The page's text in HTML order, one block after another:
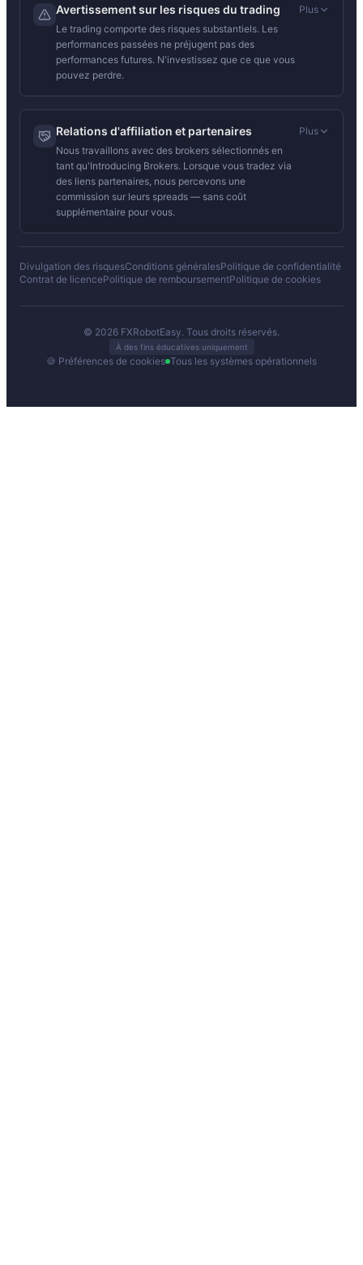
Avertissement sur les risques du trading
Le trading comporte des risques substantiels. Les
performances passées ne préjugent pas des
performances futures. N'investissez que ce que vous
pouvez perdre.
Plus
Relations d'affiliation et partenaires
Nous travaillons avec des brokers sélectionnés en
tant qu'Introducing Brokers. Lorsque vous tradez via
des liens partenaires, nous percevons une
commission sur leurs spreads — sans coût
supplémentaire pour vous.
Plus
Divulgation des risquesConditions généralesPolitique de confidentialité
Contrat de licencePolitique de remboursementPolitique de cookies
© 2026 FXRobotEasy. Tous droits réservés.
À des fins éducatives uniquement
🍪 Préférences de cookies Tous les systèmes opérationnels